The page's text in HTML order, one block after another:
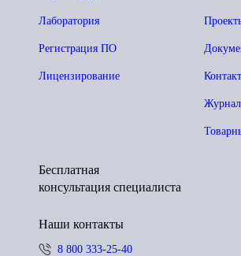
Лаборатория
Регистрация ПО
Лицензирование
Бесплатная
консультация специалиста
Наши контакты
8 800 333-25-40